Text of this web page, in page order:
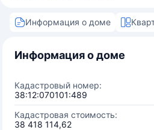
Информация о доме
Информация о доме
Кадастровый номер:
38:12:070101:489
Кадастровая стоимость:
38 418 114,62